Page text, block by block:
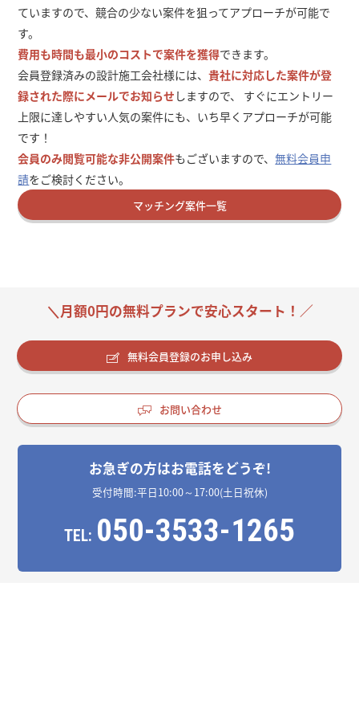
ていますので、競合の少ない案件を狙ってアプローチが可能で
す。
費用も時間も最小のコストで案件を獲得できます。
会員登録済みの設計施工会社様には、貴社に対応した案件が登
録された際にメールでお知らせ しますので、 すぐにエントリー
上限に達しやすい人気の案件にも、いち早くアプローチが可能
です！
会員のみ閲覧可能な非公開案件もございますので、無料会員申
請をご検討ください。
マッチング案件一覧
＼月額0円の無料プランで安心スタート！／
無料会員登録のお申し込み
お問い合わせ
お急ぎの方はお電話をどうぞ!
受付時間:平日10:00～17:00(土日祝休)
TEL: 050-3533-1265